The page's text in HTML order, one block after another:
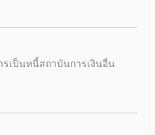
เป็นหนี้สถาบันการเงินอื่น